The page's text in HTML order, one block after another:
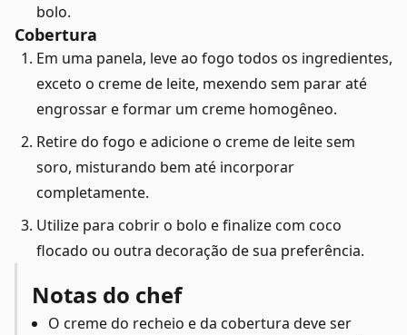
bolo.
Cobertura
Em uma panela, leve ao fogo todos os ingredientes,
exceto o creme de leite, mexendo sem parar até
engrossar e formar um creme homogêneo.
Retire do fogo e adicione o creme de leite sem
soro, misturando bem até incorporar
completamente.
Utilize para cobrir o bolo e finalize com coco
flocado ou outra decoração de sua preferência.
Notas do chef
O creme do recheio e da cobertura deve ser